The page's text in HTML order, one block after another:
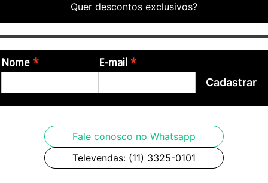
Quer descontos exclusivos?
Nome E-mail
Cadastrar
Fale conosco no Whatsapp
Televendas: (11) 3325-0101